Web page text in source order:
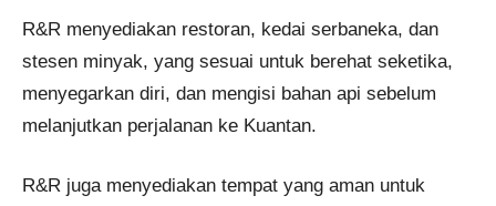
R&R menyediakan restoran, kedai serbaneka, dan
stesen minyak, yang sesuai untuk berehat seketika,
menyegarkan diri, dan mengisi bahan api sebelum
melanjutkan perjalanan ke Kuantan.
R&R juga menyediakan tempat yang aman untuk